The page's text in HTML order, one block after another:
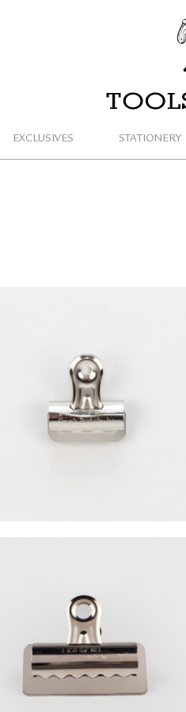
EXCLUSIVES STATIONERY
X-Acto Bulldog鬥牛犬金屬夾 NO.1
NT$20
X-Acto Bulldog鬥牛犬金屬夾 NO.3